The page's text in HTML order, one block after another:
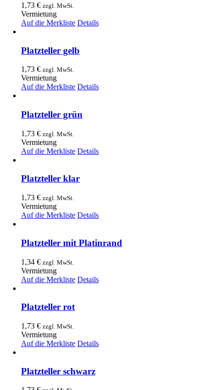
1,73 € zzgl. MwSt.
Vermietung
Auf die Merkliste Details
Platzteller gelb
1,73 € zzgl. MwSt.
Vermietung
Auf die Merkliste Details
Platzteller grün
1,73 € zzgl. MwSt.
Vermietung
Auf die Merkliste Details
Platzteller klar
1,73 € zzgl. MwSt.
Vermietung
Auf die Merkliste Details
Platzteller mit Platinrand
1,34 € zzgl. MwSt.
Vermietung
Auf die Merkliste Details
Platzteller rot
1,73 € zzgl. MwSt.
Vermietung
Auf die Merkliste Details
Platzteller schwarz